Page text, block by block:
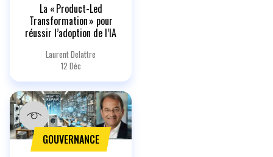
La « Product-Led
Transformation » pour
réussir l’adoption de l’IA
Laurent Delattre
12 Déc
GOUVERNANCE